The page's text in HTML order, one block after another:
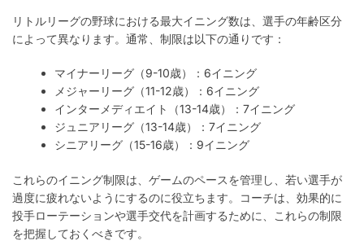
リトルリーグの野球における最大イニング数は、選手の年齢区分
によって異なります。通常、制限は以下の通りです：
マイナーリーグ（9-10歳）：6イニング
メジャーリーグ（11-12歳）：6イニング
インターメディエイト（13-14歳）：7イニング
ジュニアリーグ（13-14歳）：7イニング
シニアリーグ（15-16歳）：9イニング
これらのイニング制限は、ゲームのペースを管理し、若い選手が
過度に疲れないようにするのに役立ちます。コーチは、効果的に
投手ローテーションや選手交代を計画するために、これらの制限
を把握しておくべきです。